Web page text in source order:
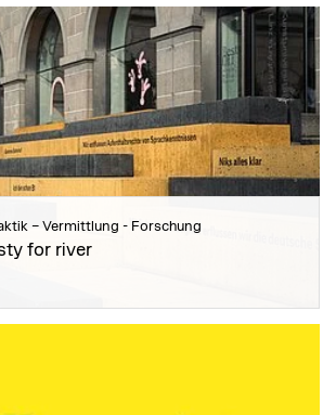
– Vermittlung - Forschung
for river